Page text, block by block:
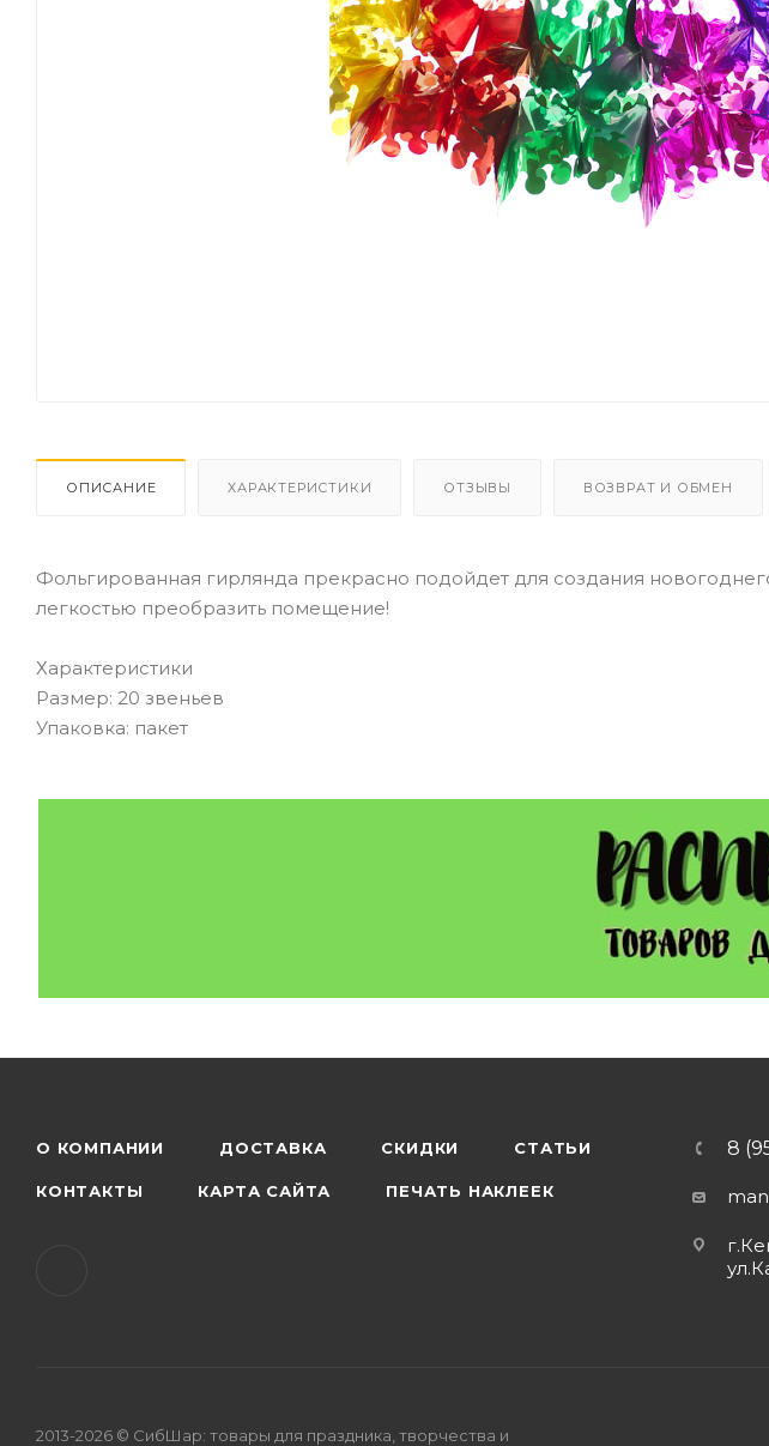
ОПИСАНИЕ ХАРАКТЕРИСТИКИ ОТЗЫВЫ ВОЗВРАТ И ОБМЕН
Фольгированная гирлянда прекрасно подойдет для создания
легкостью преобразить помещение!
Характеристики
Размер: 20 звеньев
Упаковка: пакет
О КОМПАНИИ ДОСТАВКА СКИДКИ СТАТЬИ
КОНТАКТЫ КАРТА САЙТА ПЕЧАТЬ НАКЛЕЕК
8
2013-2026 © СибШар: товары для праздника, творчества и